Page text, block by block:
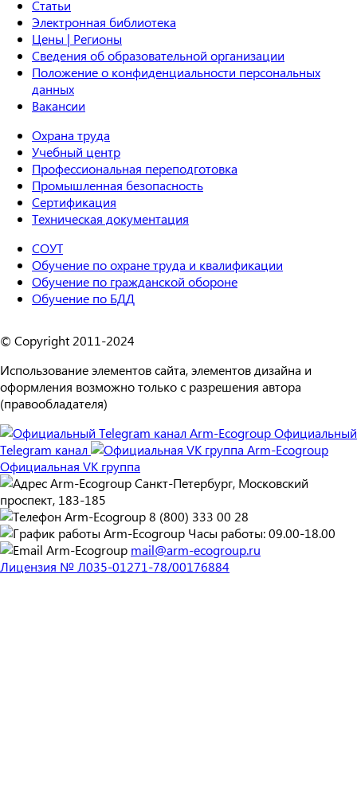
Статьи
Электронная библиотека
Цены | Регионы
Сведения об образовательной организации
Положение о конфиденциальности персональных
данных
Вакансии
Охрана труда
Учебный центр
Профессиональная переподготовка
Промышленная безопасность
Сертификация
Техническая документация
СОУТ
Обучение по охране труда и квалификации
Обучение по гражданской обороне
Обучение по БДД
© Copyright 2011-2024
Использование элементов сайта, элементов дизайна и
оформления возможно только с разрешения автора
(правообладателя)
Официальный
Telegram канал
Официальная VK группа
Санкт-Петербург, Московский
проспект, 183-185
8 (800) 333 00 28
Часы работы: 09.00-18.00
mail@arm-ecogroup.ru
Лицензия № Л035-01271-78/00176884